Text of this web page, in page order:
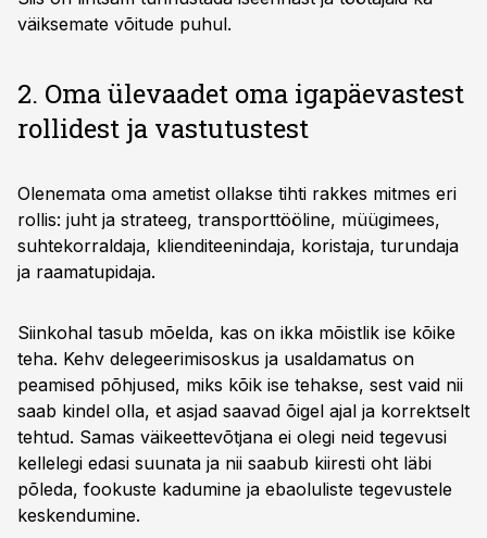
väiksemate võitude puhul.
2. Oma ülevaadet oma igapäevastest
rollidest ja vastutustest
Olenemata oma ametist ollakse tihti rakkes mitmes eri
rollis: juht ja strateeg, transporttööline, müügimees,
suhtekorraldaja, klienditeenindaja, koristaja, turundaja
ja raamatupidaja.
Siinkohal tasub mõelda, kas on ikka mõistlik ise kõike
teha. Kehv delegeerimisoskus ja usaldamatus on
peamised põhjused, miks kõik ise tehakse, sest vaid nii
saab kindel olla, et asjad saavad õigel ajal ja korrektselt
tehtud. Samas väikeettevõtjana ei olegi neid tegevusi
kellelegi edasi suunata ja nii saabub kiiresti oht läbi
põleda, fookuste kadumine ja ebaoluliste tegevustele
keskendumine.